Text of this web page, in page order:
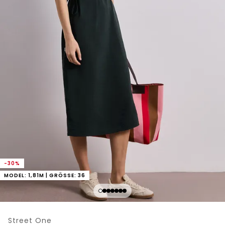
-30%
MODEL: 1,81M | GRÖSSE: 36
Street One